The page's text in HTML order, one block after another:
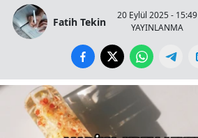
Fatih Tekin
20 Eylül 2025 - 15:49
YAYINLANMA